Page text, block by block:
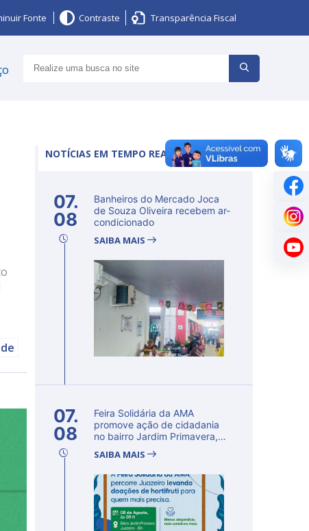
Fonte Contraste Transparência Fiscal
NOTÍCIAS EM TEMPO REAL
07.
08
Banheiros do Mercado Joca
de Souza Oliveira recebem ar-
condicionado
SAIBA MAIS
07.
08
Feira Solidária da AMA
promove ação de cidadania
no bairro Jardim Primavera,
SAIBA MAIS